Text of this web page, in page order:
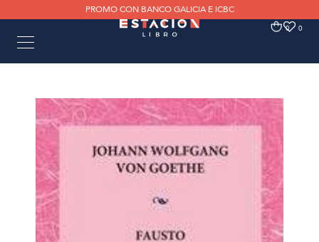
PROMO CON BANCO GALICIA E ICBC
0 0